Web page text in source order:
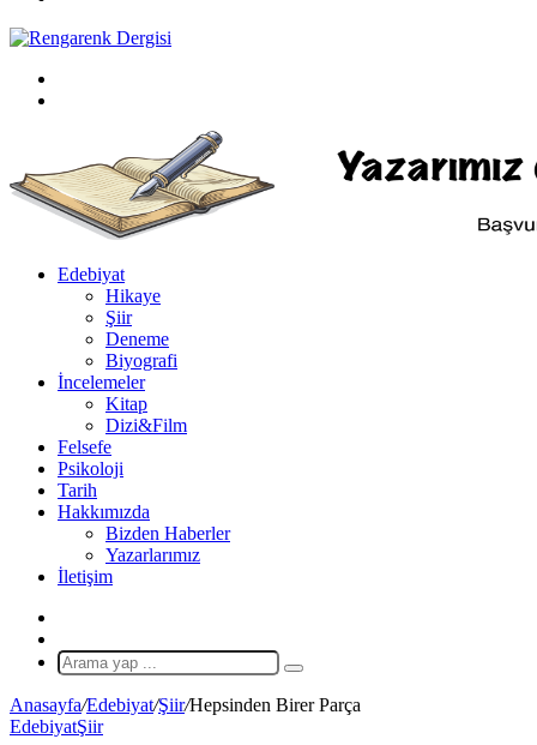
Edebiyat
Hikaye
Şiir
Deneme
Biyografi
İncelemeler
Kitap
Dizi&Film
Felsefe
Psikoloji
Tarih
Hakkımızda
Bizden Haberler
Yazarlarımız
İletişim
Makale
Arama
...
Anasayfa/Edebiyat/Şiir/Hepsinden Birer Parça
EdebiyatŞiir